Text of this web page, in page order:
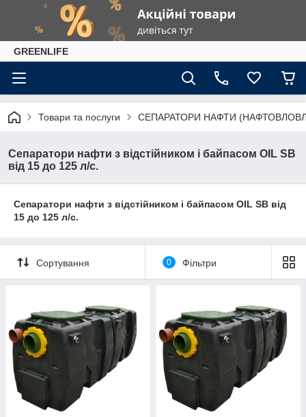
GREENLIFE
Товари та послуги СЕПАРАТОРИ НАФТИ
Сепаратори нафти з відстійником і байпасом OIL SB
від 15 до 125 л/с.
Сепаратори нафти з відстійником і байпасом OIL SB від
15 до 125 л/с.
Сортування 0 Фільтри